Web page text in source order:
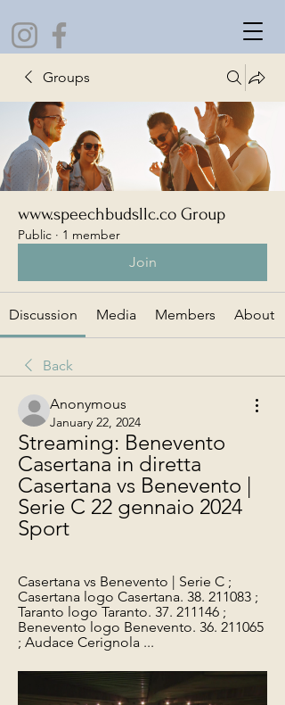
Groups
www.speechbudsllc.co Group
Public · 1 member
Join
Discussion Media Members About
Back
Anonymous
January 22, 2024
Streaming: Benevento
Casertana in diretta
Casertana vs Benevento |
Serie C 22 gennaio 2024
Sport
Casertana vs Benevento | Serie C ;
Casertana logo Casertana. 38. 211083 ;
Taranto logo Taranto. 37. 211146 ;
Benevento logo Benevento. 36. 211065
; Audace Cerignola ...